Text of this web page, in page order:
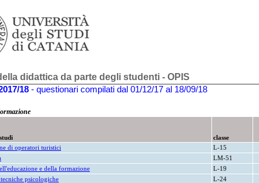
didattica da parte degli studenti - OPIS
18 - questionari compilati dal 01/12/17 al 18/09/18
classe
di operatori turistici L-15
LM-51
e della formazione L-19
tecniche psicologiche L-24